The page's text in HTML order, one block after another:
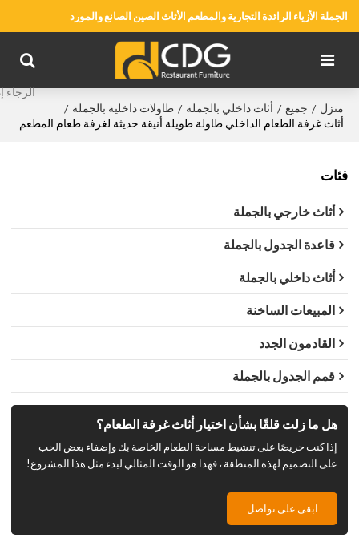
الجملة الأزياء الرائدة التجارية والمطعم الأثاث الصين الصانع والمورد
منزل / جميع / أثاث داخلي بالجملة / طاولات داخلية بالجملة /
أثاث غرفة الطعام الداخلي طاولة طويلة أنيقة حديثة لغرفة طعام المطعم
فئات
أثاث خارجي بالجملة
قاعدة الجدول بالجملة
أثاث داخلي بالجملة
المبيعات الساخنة
القادمون الجدد
قمم الجدول بالجملة
هل ما زلت قلقًا بشأن اختيار أثاث غرفة الطعام؟
إذا كنت حريصًا على تنشيط مساحة الطعام الخاصة بك وإضفاء بعض الحب
على التصميم لهذه المنطقة ، فهذا هو الوقت المثالي لبدء مثل هذا المشروع!
ابقى على تواصل